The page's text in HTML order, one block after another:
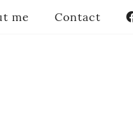
me Contact